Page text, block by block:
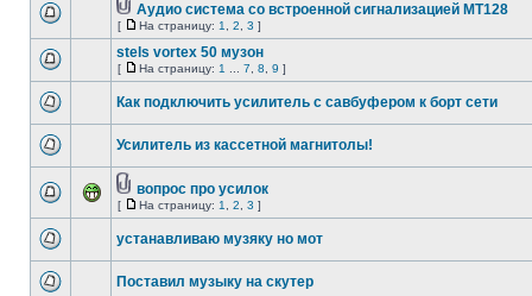
Аудио система со встроенной сигнализацией МТ128
[ На страницу: 1 2 3 ]
stels vortex 50 музон
[ На страницу: 1 7 8 9 ]
Как подключить усилитель с савбуфером к борт сети
Усилитель из кассетной магнитолы!
вопрос про усилок
[ На страницу: 1 2 3 ]
устанавливаю музяку но мот
Поставил музыку на скутер